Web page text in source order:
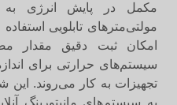
مکمل در پایش انرژی به
مولتی‌مترهای تابلویی استفاده
امکان ثبت دقیق مقدار
سیستم‌های حرارتی برای
تجهیزات به کار می‌روند. این